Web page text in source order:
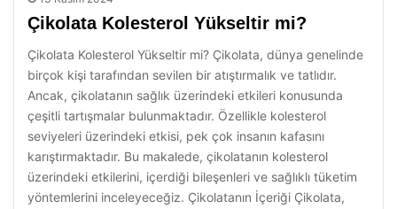
Çikolata Kolesterol Yükseltir mi?
Çikolata Kolesterol Yükseltir mi? Çikolata, dünya genelinde
birçok kişi tarafından sevilen bir atıştırmalık ve tatlıdır.
Ancak, çikolatanın sağlık üzerindeki etkileri konusunda
çeşitli tartışmalar bulunmaktadır. Özellikle kolesterol
seviyeleri üzerindeki etkisi, pek çok insanın kafasını
karıştırmaktadır. Bu makalede, çikolatanın kolesterol
üzerindeki etkilerini, içerdiği bileşenleri ve sağlıklı tüketim
yöntemlerini inceleyeceğiz. Çikolatanın İçeriği Çikolata,